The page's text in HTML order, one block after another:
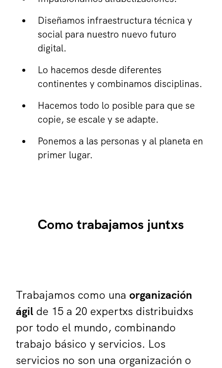
Diseñamos infraestructura técnica y
social para nuestro nuevo futuro
digital.
Lo hacemos desde diferentes
continentes y combinamos disciplinas.
Hacemos todo lo posible para que se
copie, se escale y se adapte.
Ponemos a las personas y al planeta en
primer lugar.
Como trabajamos juntxs
Trabajamos como una organización
ágil de 15 a 20 expertxs distribuidxs
por todo el mundo, combinando
trabajo básico y servicios. Los
servicios no son una organización o